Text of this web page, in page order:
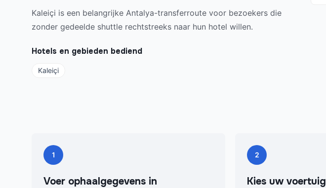
Kaleiçi is een belangrijke Antalya-transferroute voor bezoekers die
zonder gedeelde shuttle rechtstreeks naar hun hotel willen.
Hotels en gebieden bediend
Kaleiçi
1
Voer ophaalgegevens in
2
Kies uw voertuig